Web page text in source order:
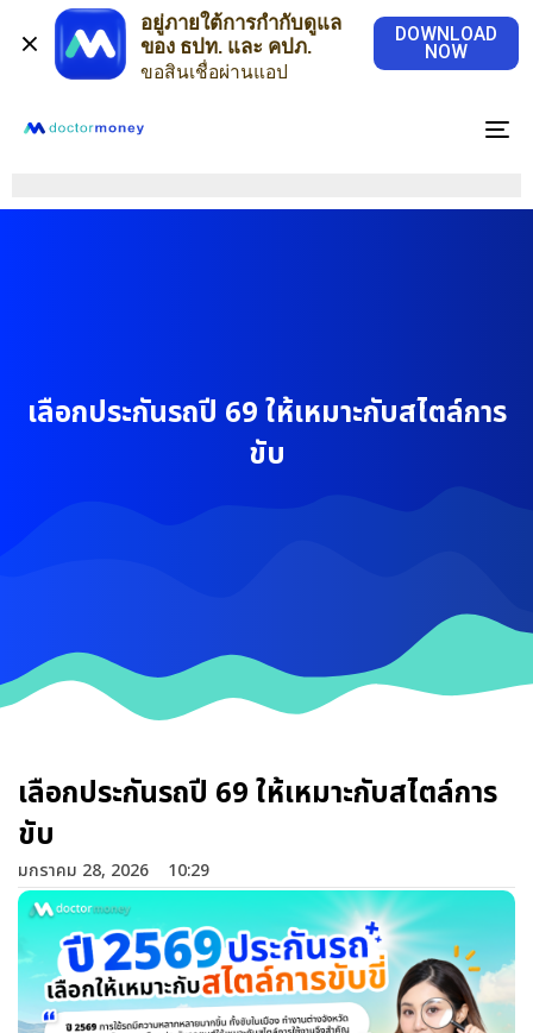
อยู่ภายใต้การกำกับดูแล
ของ ธปท. และ คปภ.
ขอสินเชื่อผ่านแอป
DOWNLOAD
NOW
เลือกประกันรถปี 69 ให้เหมาะกับสไตล์การ
ขับ
เลือกประกันรถปี 69 ให้เหมาะกับสไตล์การ
ขับ
มกราคม 28, 2026 10:29